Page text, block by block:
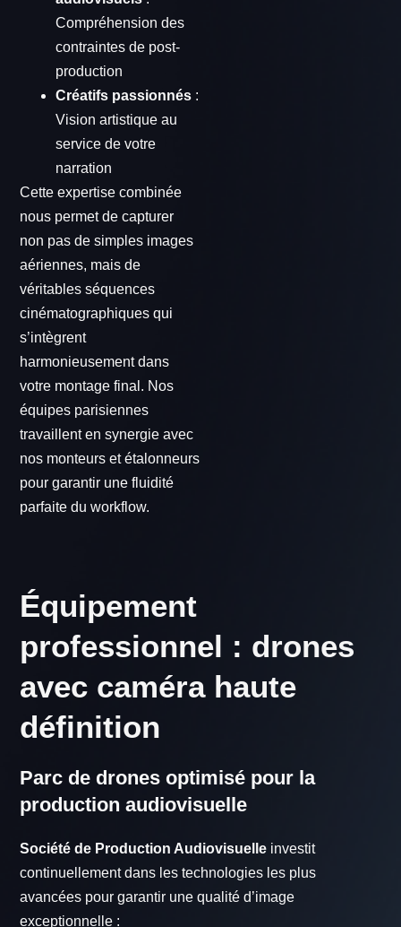
Compréhension des
contraintes de post-
production
Créatifs passionnés :
Vision artistique au
service de votre
narration
Cette expertise combinée
nous permet de capturer
non pas de simples images
aériennes, mais de
véritables séquences
cinématographiques qui
s’intègrent
harmonieusement dans
votre montage final. Nos
équipes parisiennes
travaillent en synergie avec
nos monteurs et étalonneurs
pour garantir une fluidité
parfaite du workflow.
Équipement
professionnel : drones
avec caméra haute
définition
Parc de drones optimisé pour la
production audiovisuelle
Société de Production Audiovisuelle investit
continuellement dans les technologies les plus
avancées pour garantir une qualité d’image
exceptionnelle :